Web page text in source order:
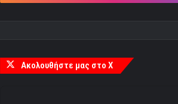
Ακολουθήστε μας στο X